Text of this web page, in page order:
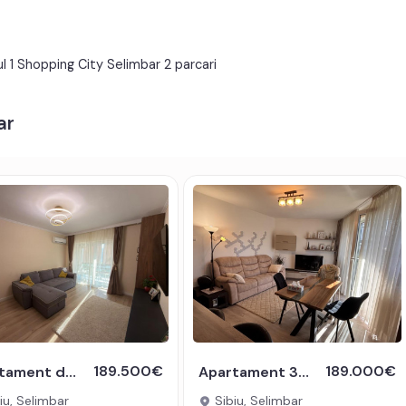
telefon, acces internet, fibra optica;
electric;
cuptor, hota, masina de spalat rufe, frigider cu
Interfon
Shopping City Selimbar 2 parcari
Apartament decomandat 4 camere 110 mp utili 2 bai balcon Pictor Brana 189.500€
Selimbar
Apartament 3 camere de vanzare 65mpu cu loc de parcare 189.000€
Sibiu, Selimbar